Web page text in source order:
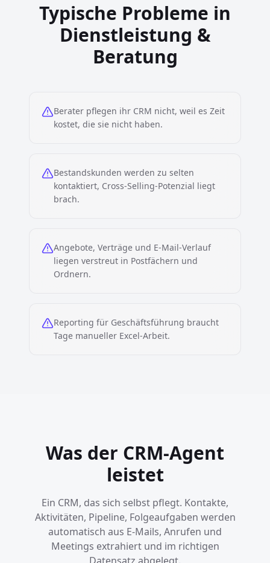
Typische Probleme in
Dienstleistung &
Beratung
Berater pflegen ihr CRM nicht, weil es Zeit
kostet, die sie nicht haben.
Bestandskunden werden zu selten
kontaktiert, Cross-Selling-Potenzial liegt
brach.
Angebote, Verträge und E-Mail-Verlauf
liegen verstreut in Postfächern und
Ordnern.
Reporting für Geschäftsführung braucht
Tage manueller Excel-Arbeit.
Was der CRM-Agent
leistet
Ein CRM, das sich selbst pflegt. Kontakte,
Aktivitäten, Pipeline, Folgeaufgaben werden
automatisch aus E-Mails, Anrufen und
Meetings extrahiert und im richtigen